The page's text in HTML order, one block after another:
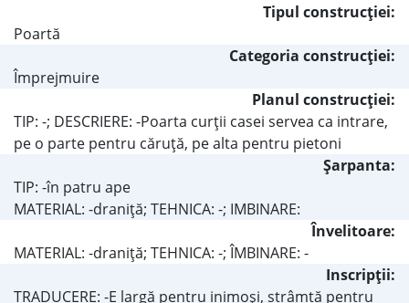
Tipul construcţiei:
Poartă
Categoria construcţiei:
Împrejmuire
Planul construcţiei:
TIP: -; DESCRIERE: -Poarta curţii casei servea ca intrare,
pe o parte pentru căruţă, pe alta pentru pietoni
Şarpanta:
TIP: -în patru ape
MATERIAL: -draniţă; TEHNICA: -; IMBINARE:
Învelitoare:
MATERIAL: -draniţă; TEHNICA: -; ÎMBINARE: -
Inscripţii:
TRADUCERE: -E largă pentru inimoşi, strâmtă pentru